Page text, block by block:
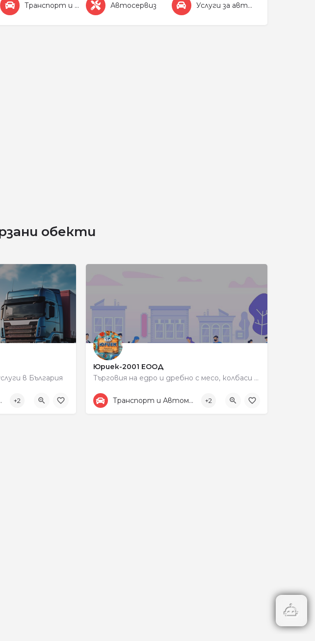
Транспорт и Автомобили Автосервиз Услуги за автомобила
обекти
в България
+2
Юриек-2001 ЕООД
Търговия на едро и дребно с месо, колбаси и млечни продукти
+359 87 833 3335
Транспорт и Автомобили +2